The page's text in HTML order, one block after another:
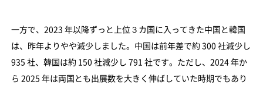
一方で、2023 年以降ずっと上位３カ国に入ってきた中国と韓国
は、昨年よりやや減少しました。中国は前年差で約 300 社減少し
935 社、韓国は約 150 社減少し 791 社です。ただし、2024 年か
ら 2025 年は両国とも出展数を大きく伸ばしていた時期でもあり